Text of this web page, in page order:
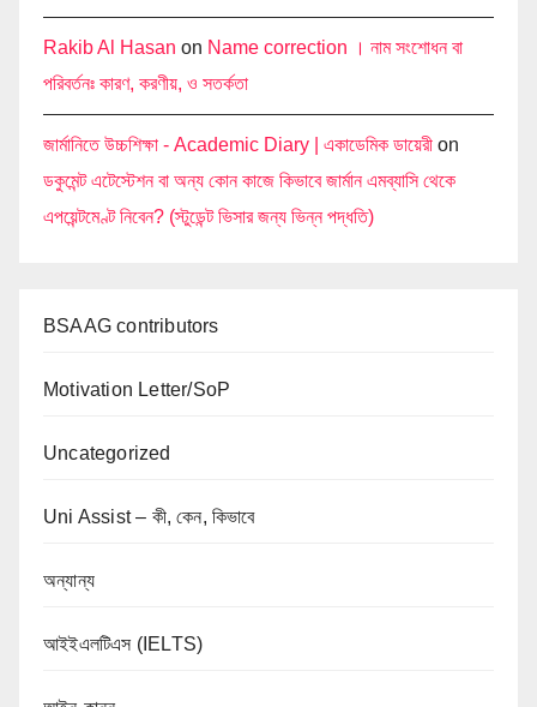
Rakib Al Hasan on Name correction । নাম সংশোধন বা
পরিবর্তনঃ কারণ, করণীয়, ও সতর্কতা
জার্মানিতে উচ্চশিক্ষা - Academic Diary | একাডেমিক ডায়েরী on
ডকুমেন্ট এটেস্টেশন বা অন্য কোন কাজে কিভাবে জার্মান এমব্যাসি থেকে
এপয়েন্টমেণ্ট নিবেন? (স্টুডেন্ট ভিসার জন্য ভিন্ন পদ্ধতি)
BSAAG contributors
Motivation Letter/SoP
Uncategorized
Uni Assist – কী, কেন, কিভাবে
অন্যান্য
আইইএলটিএস (IELTS)